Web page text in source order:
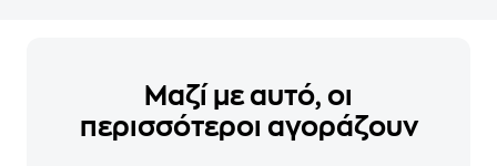
Μαζί με αυτό, οι
περισσότεροι αγοράζουν